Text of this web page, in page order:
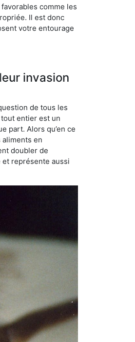
comme les
Il est donc
votre entourage
invasion
de tous les
entier est un
part. Alors qu’en ce
en
doubler de
et représente aussi